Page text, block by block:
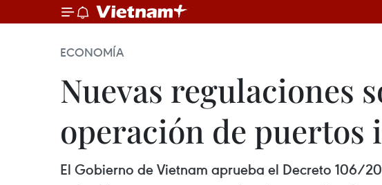
ECONOMÍA
Nuevas regulaciones
operación de puertos
El Gobierno de Vietnam aprueba el Decreto 106/